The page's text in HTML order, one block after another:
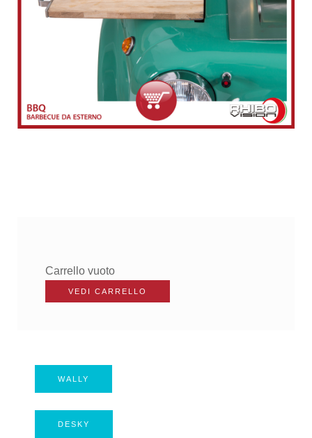
Carrello vuoto
WALLY
DESKY